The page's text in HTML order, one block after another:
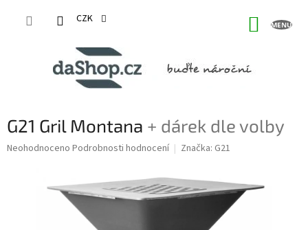
CZK
G21 Gril Montana + dárek dle volby
Průměrné
Neohodnoceno Podrobnosti hodnocení Značka: G21